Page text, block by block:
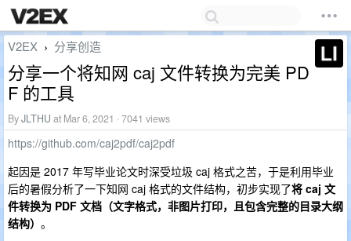
V2EX › 分享创造
分享一个将知网 caj 文件转换为完美 PD
F 的工具
ByJLTHU at Mar 6, 2021 · 7041 views
https://github.com/caj2pdf/caj2pdf
起因是 2017 年写毕业论文时深受垃圾 caj 格式之苦，于是利用毕业
后的暑假分析了一下知网 caj 格式的文件结构，初步实现了将 caj 文
件转换为 PDF 文档（文字格式，非图片打印，且包含完整的目录大纲
结构） 。